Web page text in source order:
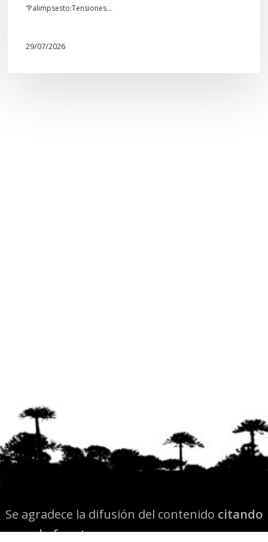
“Palimpsesto:Tensiones…
29/07/2026
Se agradece la difusión del contenido citando
la fuente www.mapuexpress.org